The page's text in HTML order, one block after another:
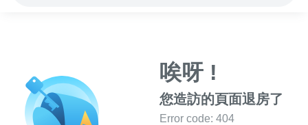
唉呀 !
您造訪的頁面退房了
Error code: 404